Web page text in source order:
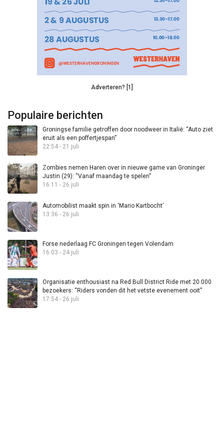
Adverteren? [1]
Populaire berichten
Groningse familie getroffen door noodweer in Italië: “Auto ziet
eruit als een poffertjespan”
22:54 - 21 juli
Zombies nemen Haren over in nieuwe game van Groninger
Justin (29): “Vanaf maandag te spelen”
16:11 - 26 juli
Automobilist maakt spin in ‘Mario Kartbocht’
13:36 - 26 juli
Forse nederlaag FC Groningen tegen Volendam
16:03 - 24 juli
Organisatie enthousiast na Red Bull District Ride met 20.000
bezoekers: “Riders vonden dit het vetste evenement ooit”
17:54 - 26 juli